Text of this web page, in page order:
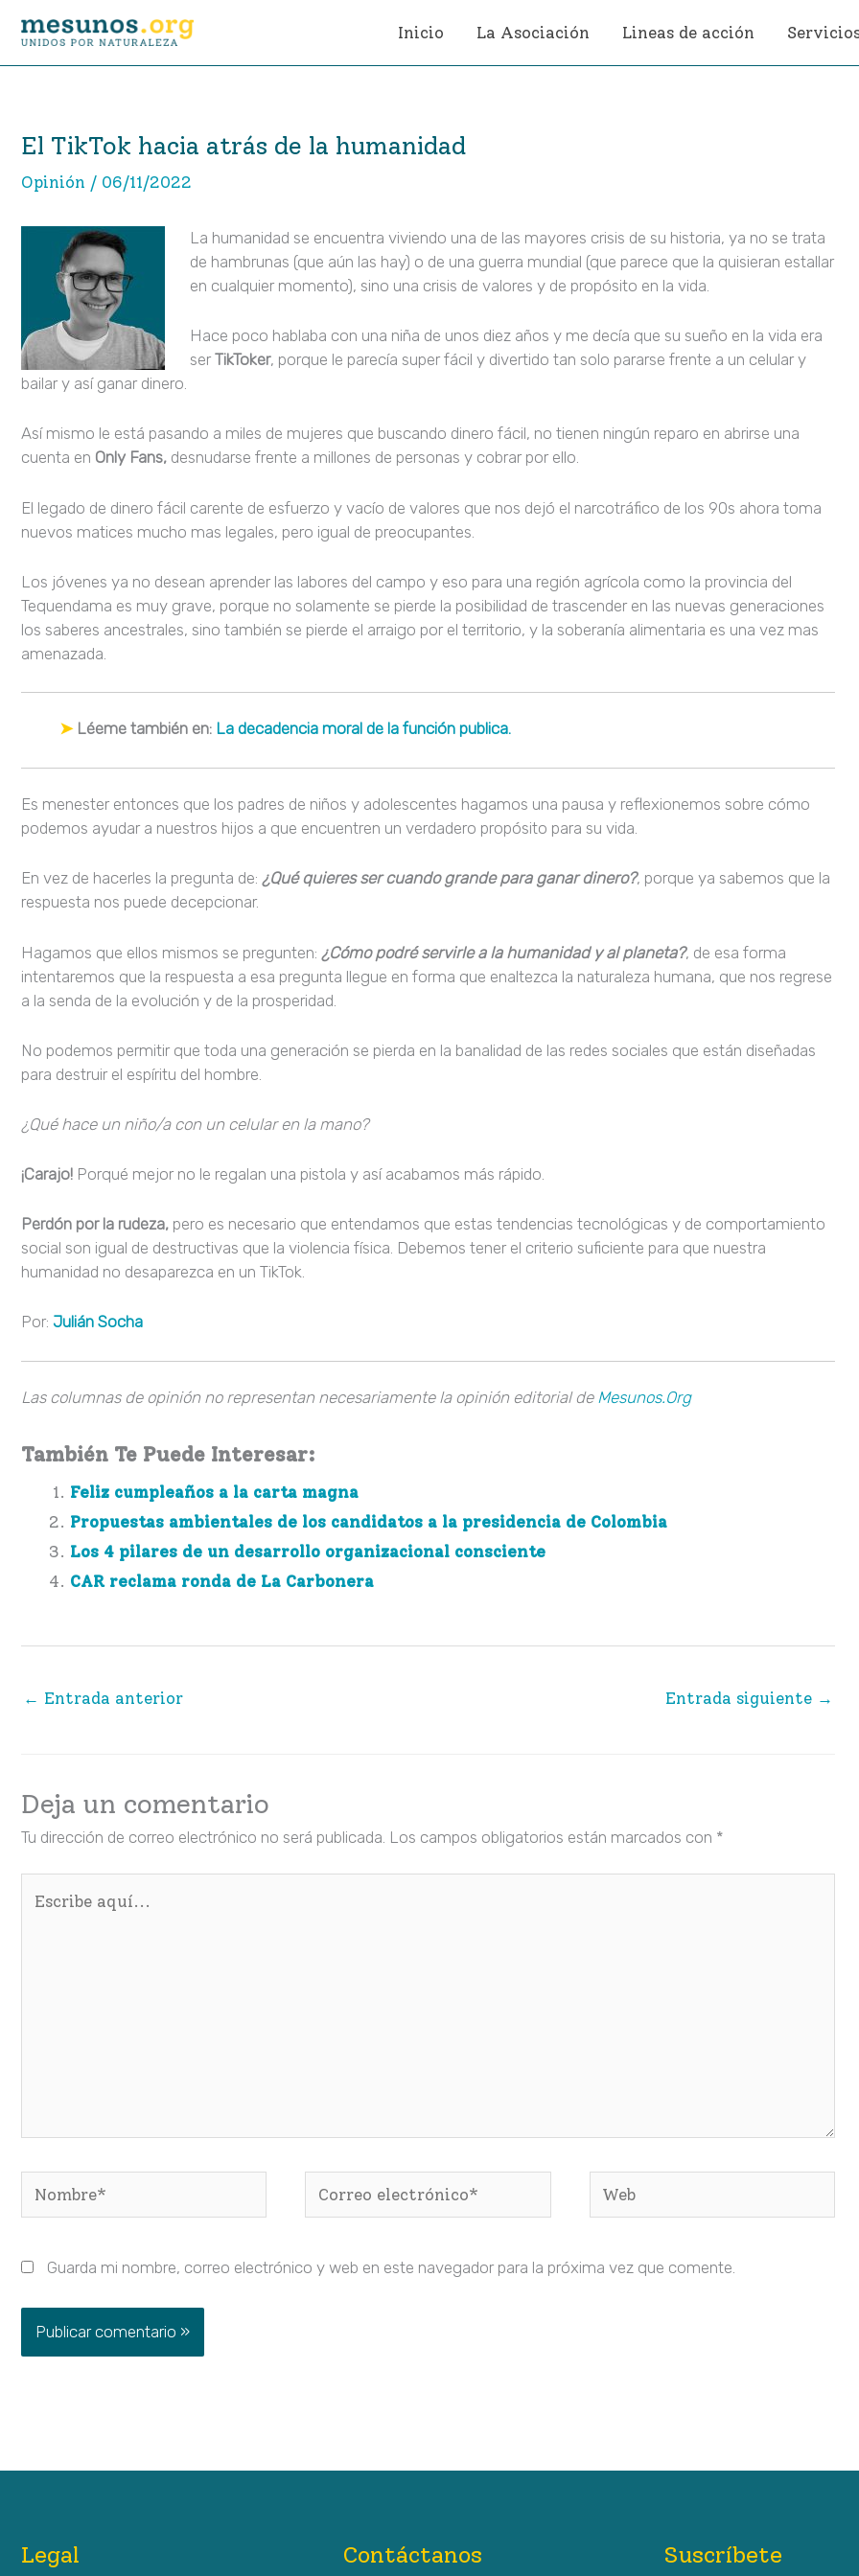
Inicio La Asociación Lineas de acción
El TikTok hacia atrás de la humanidad
Opinión / 06/11/2022
La humanidad se encuentra viviendo una de las mayores crisis de su historia, ya no se trata
de hambrunas (que aún las hay) o de una guerra mundial (que parece que la quisieran estallar
en cualquier momento), sino una crisis de valores y de propósito en la vida.
Hace poco hablaba con una niña de unos diez años y me decía que su sueño en la vida era
ser TikToker, porque le parecía super fácil y divertido tan solo pararse frente a un celular y
bailar y así ganar dinero.
Así mismo le está pasando a miles de mujeres que buscando dinero fácil, no tienen ningún reparo en abrirse una
cuenta en Only Fans, desnudarse frente a millones de personas y cobrar por ello.
El legado de dinero fácil carente de esfuerzo y vacío de valores que nos dejó el narcotráfico de los 90s ahora toma
nuevos matices mucho mas legales, pero igual de preocupantes.
Los jóvenes ya no desean aprender las labores del campo y eso para una región agrícola como la provincia del
Tequendama es muy grave, porque no solamente se pierde la posibilidad de trascender en las nuevas generaciones
los saberes ancestrales, sino también se pierde el arraigo por el territorio, y la soberanía alimentaria es una vez mas
amenazada.
➤Léeme también en: La decadencia moral de la función publica.
Es menester entonces que los padres de niños y adolescentes hagamos una pausa y reflexionemos sobre cómo
podemos ayudar a nuestros hijos a que encuentren un verdadero propósito para su vida.
En vez de hacerles la pregunta de: ¿Qué quieres ser cuando grande para ganar dinero?, porque ya sabemos que la
respuesta nos puede decepcionar.
Hagamos que ellos mismos se pregunten: ¿Cómo podré servirle a la humanidad y al planeta?, de esa forma
intentaremos que la respuesta a esa pregunta llegue en forma que enaltezca la naturaleza humana, que nos regrese
a la senda de la evolución y de la prosperidad.
No podemos permitir que toda una generación se pierda en la banalidad de las redes sociales que están diseñadas
para destruir el espíritu del hombre.
¿Qué hace un niño/a con un celular en la mano?
¡Carajo! Porqué mejor no le regalan una pistola y así acabamos más rápido.
Perdón por la rudeza, pero es necesario que entendamos que estas tendencias tecnológicas y de comportamiento
social son igual de destructivas que la violencia física. Debemos tener el criterio suficiente para que nuestra
humanidad no desaparezca en un TikTok.
Por: Julián Socha
Las columnas de opinión no representan necesariamente la opinión editorial de Mesunos.Org
También Te Puede Interesar:
Feliz cumpleaños a la carta magna
Propuestas ambientales de los candidatos a la presidencia de Colombia
Los 4 pilares de un desarrollo organizacional consciente
CAR reclama ronda de La Carbonera
← Entrada anterior Entrada siguiente →
Deja un comentario
Tu dirección de correo electrónico no será publicada. Los campos obligatorios están marcados con *
electrónico*
Guarda mi nombre, correo electrónico y web en este navegador para la próxima vez que comente.
Legal Contáctanos Suscríbete